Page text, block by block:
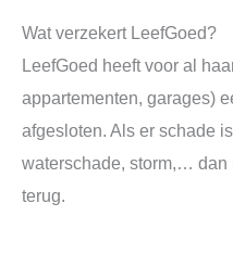
Wat verzekert LeefGoed?
LeefGoed heeft voor al
appartementen, garages)
afgesloten. Als er schade
waterschade, storm,… dan
terug.